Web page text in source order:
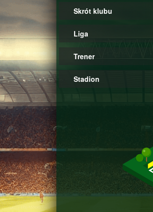
Skrót klubu
Liga
Trener
Stadion